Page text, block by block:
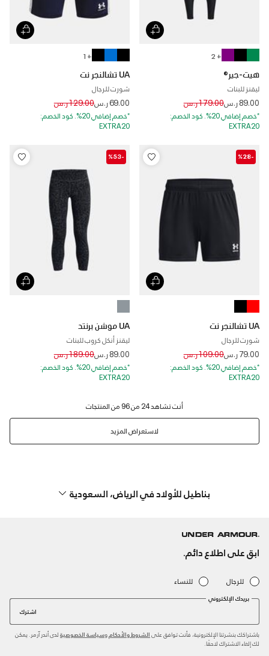
+ 2
هيت-جير®
ليقنز للبنات
89.00 ر.س Price reduced from
179.00 ر.س to
*خصم إضافي 20%. كود الخصم:
EXTRA20
+ 1
UA تشالنجر نت
شورت للرجال
69.00 ر.س Price reduced from
129.00 ر.س to
*خصم إضافي 20%. كود الخصم:
EXTRA20
-%28
UA تشالنجر نت
شورت للرجال
79.00 ر.س Price reduced from
109.00 ر.س to
*خصم إضافي 20%. كود الخصم:
EXTRA20
-%53
UA موشن برنتد
ليقنز أنكل كروب للبنات
89.00 ر.س Price reduced from
189.00 ر.س to
*خصم إضافي 20%. كود الخصم:
EXTRA20
لاستعراض المزيد
بناطيل للأولاد في الرياض، السعودية
ابق على اطلاع دائم.
للرجال للنساء
بريدك الإلكتروني
اشترك
باشتراكك بنشرتنا الإلكترونية، فأنت توافق على الشروط والأحكام وسياسة الخصوصية لدى أندر آرمر. يمكن
لك إلغاء الاشتراك لاحقًا.